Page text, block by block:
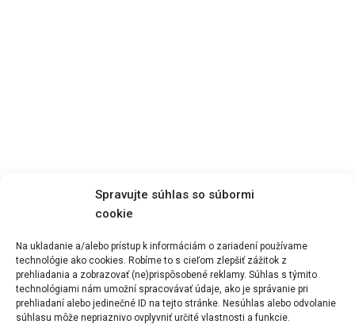
Spravujte súhlas so súbormi
cookie
Na ukladanie a/alebo prístup k informáciám o zariadení používame
technológie ako cookies. Robíme to s cieľom zlepšiť zážitok z
prehliadania a zobrazovať (ne)prispôsobené reklamy. Súhlas s týmito
technológiami nám umožní spracovávať údaje, ako je správanie pri
prehliadaní alebo jedinečné ID na tejto stránke. Nesúhlas alebo odvolanie
súhlasu môže nepriaznivo ovplyvniť určité vlastnosti a funkcie.